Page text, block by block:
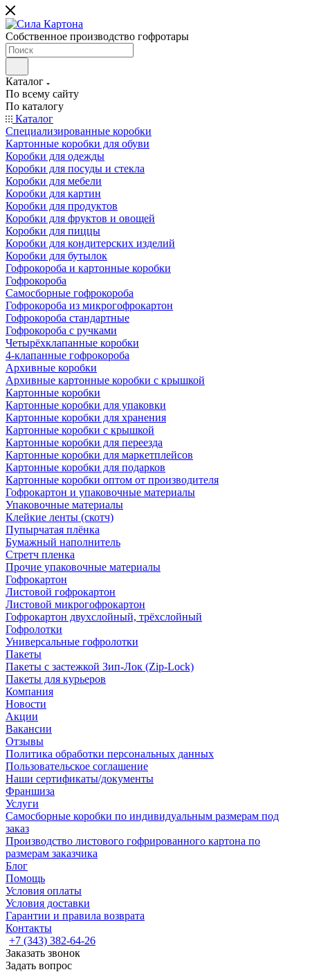
Собственное производство гофротары
Каталог
По всему сайту
По каталогу
Каталог
Специализированные коробки
Картонные коробки для обуви
Коробки для одежды
Коробки для посуды и стекла
Коробки для мебели
Коробки для картин
Коробки для продуктов
Коробки для фруктов и овощей
Коробки для пиццы
Коробки для кондитерских изделий
Коробки для бутылок
Гофрокороба и картонные коробки
Гофрокороба
Самосборные гофрокороба
Гофрокороба из микрогофрокартон
Гофрокороба стандартные
Гофрокороба с ручками
Четырёхклапанные коробки
4-клапанные гофрокороба
Архивные коробки
Архивные картонные коробки с крышкой
Картонные коробки
Картонные коробки для упаковки
Картонные коробки для хранения
Картонные коробки с крышкой
Картонные коробки для переезда
Картонные коробки для маркетплейсов
Картонные коробки для подарков
Картонные коробки оптом от производителя
Гофрокартон и упаковочные материалы
Упаковочные материалы
Клейкие ленты (скотч)
Пупырчатая плёнка
Бумажный наполнитель
Стретч пленка
Прочие упаковочные материалы
Гофрокартон
Листовой гофрокартон
Листовой микрогофрокартон
Гофрокартон двухслойный, трёхслойный
Гофролотки
Универсальные гофролотки
Пакеты
Пакеты с застежкой Зип-Лок (Zip-Lock)
Пакеты для курьеров
Компания
Новости
Акции
Вакансии
Отзывы
Политика обработки персональных данных
Пользовательское соглашение
Наши сертификаты/документы
Франшиза
Услуги
Самосборные коробки по индивидуальным размерам под
заказ
Производство листового гофрированного картона по
размерам заказчика
Блог
Помощь
Условия оплаты
Условия доставки
Гарантии и правила возврата
Контакты
+7 (343) 382-64-26
Заказать звонок
Задать вопрос